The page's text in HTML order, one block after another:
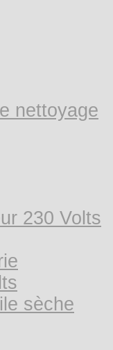
nettoyage
230 Volts
sèche